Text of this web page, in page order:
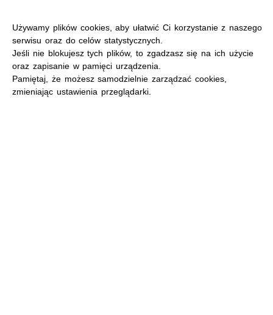
Używamy plików cookies, aby ułatwić Ci korzystanie z naszego
serwisu oraz do celów statystycznych.
Jeśli nie blokujesz tych plików, to zgadzasz się na ich użycie
oraz zapisanie w pamięci urządzenia.
Pamiętaj, że możesz samodzielnie zarządzać cookies,
zmieniając ustawienia przeglądarki.
MENU